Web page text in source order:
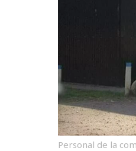
Personal de la